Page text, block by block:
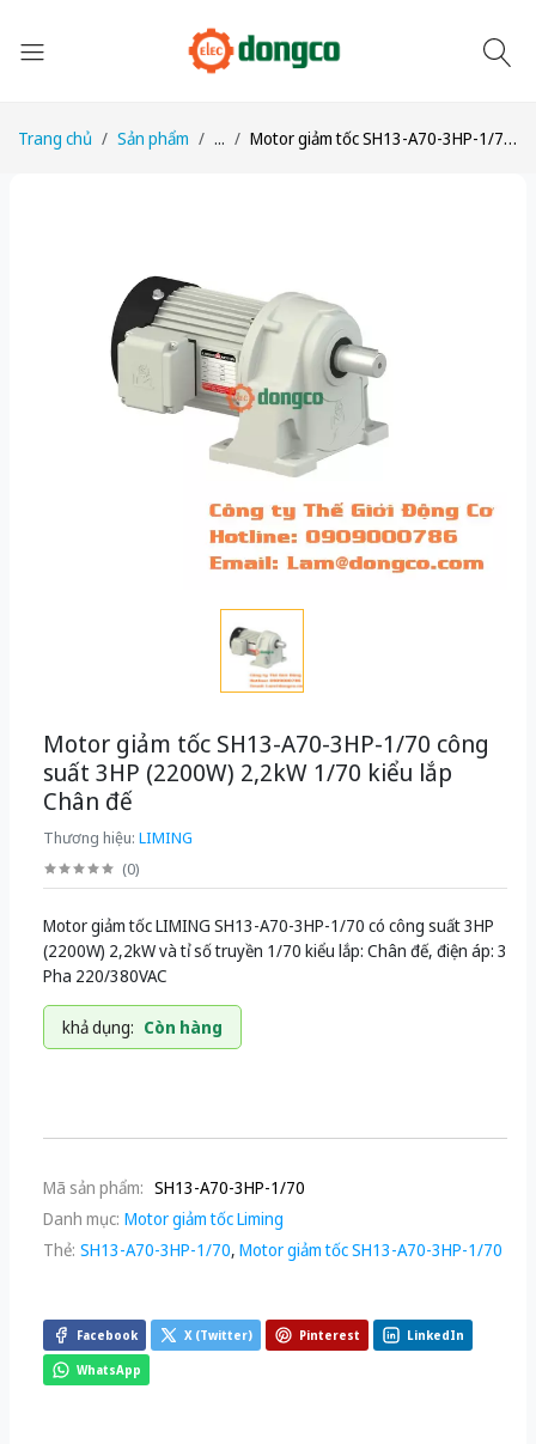
Trang chủ Sản phẩm ... Motor giảm tốc SH13-A70-3HP-1/70 công suất 3HP (2200W) 2,2kW 1/70 kiểu lắp Chân đế
Motor giảm tốc SH13-A70-3HP-1/70 công
suất 3HP (2200W) 2,2kW 1/70 kiểu lắp
Chân đế
Thương hiệu: LIMING
(0)
Motor giảm tốc LIMING SH13-A70-3HP-1/70 có công suất 3HP
(2200W) 2,2kW và tỉ số truyền 1/70 kiểu lắp: Chân đế, điện áp: 3
Pha 220/380VAC
khả dụng: Còn hàng
Mã sản phẩm: SH13-A70-3HP-1/70
Danh mục: Motor giảm tốc Liming
Thẻ: SH13-A70-3HP-1/70, Motor giảm tốc SH13-A70-3HP-1/70
Facebook X (Twitter) Pinterest LinkedIn
WhatsApp